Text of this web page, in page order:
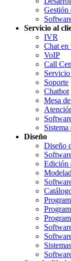
Gestión
Servicio al
IVR
Chat
VoIP
Call
Soporte
Chatbot
Mesa
Diseño
Diseño
Edición